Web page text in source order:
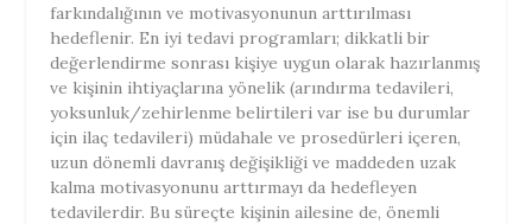
farkındalığının ve motivasyonunun arttırılması
hedeflenir. En iyi tedavi programları; dikkatli bir
değerlendirme sonrası kişiye uygun olarak hazırlanmış
ve kişinin ihtiyaçlarına yönelik (arındırma tedavileri,
yoksunluk/zehirlenme belirtileri var ise bu durumlar
için ilaç tedavileri) müdahale ve prosedürleri içeren,
uzun dönemli davranış değişikliği ve maddeden uzak
kalma motivasyonunu arttırmayı da hedefleyen
tedavilerdir. Bu süreçte kişinin ailesine de, önemli